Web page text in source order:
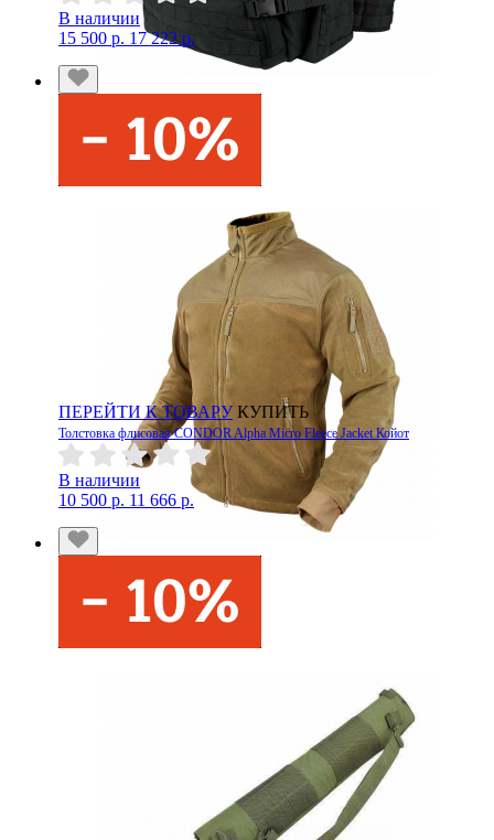
В наличии
15 500 р. 17 222 р.
ПЕРЕЙТИ К ТОВАРУ КУПИТЬ
Толстовка флисовая CONDOR Alpha Micro Fleece Jacket Койот
В наличии
10 500 р. 11 666 р.